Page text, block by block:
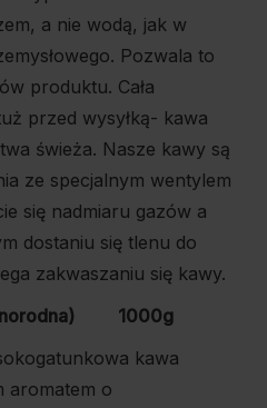
a nie wodą, jak w
Pozwala to
produktu. Cała
przed wysyłką- kawa
świeża. Nasze kawy są
ze specjalnym wentylem
się nadmiaru gazów a
dostaniu się tlenu do
zakwaszaniu się kawy.
1000g
kawa
aromatem o